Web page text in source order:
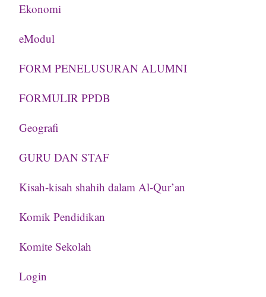
Ekonomi
eModul
FORM PENELUSURAN ALUMNI
FORMULIR PPDB
Geografi
GURU DAN STAF
Kisah-kisah shahih dalam Al-Qur’an
Komik Pendidikan
Komite Sekolah
Login